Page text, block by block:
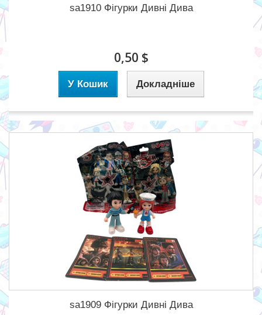
sa1910 Фігурки Дивні Дива
0,50 $
У Кошик Докладніше
sa1909 Фігурки Дивні Дива